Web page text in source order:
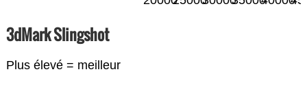
3dMark Slingshot
Plus élevé = meilleur